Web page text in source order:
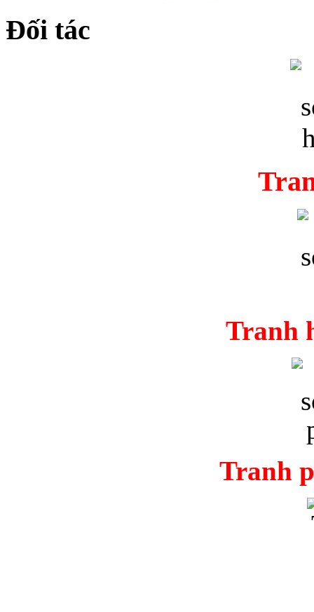
Đối tác
Tranh
Tranh